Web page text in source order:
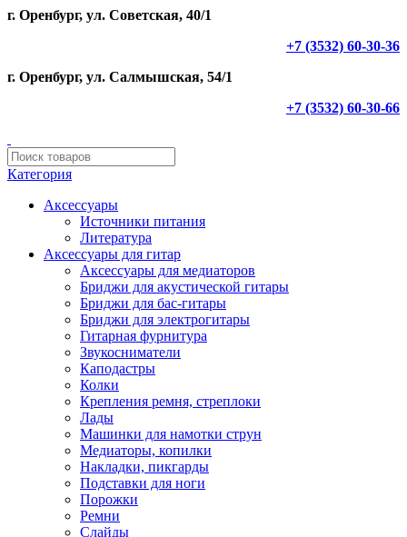
г. Оренбург, ул. Советская, 40/1
+7 (3532) 60-30-36
г. Оренбург, ул. Салмышская, 54/1
+7 (3532) 60-30-66
Категория
Аксессуары
Источники питания
Литература
Аксессуары для гитар
Аксессуары для медиаторов
Бриджи для акустической гитары
Бриджи для бас-гитары
Бриджи для электрогитары
Гитарная фурнитура
Звукосниматели
Каподастры
Колки
Крепления ремня, стреплоки
Лады
Машинки для намотки струн
Медиаторы, копилки
Накладки, пикгарды
Подставки для ноги
Порожки
Ремни
Слайды